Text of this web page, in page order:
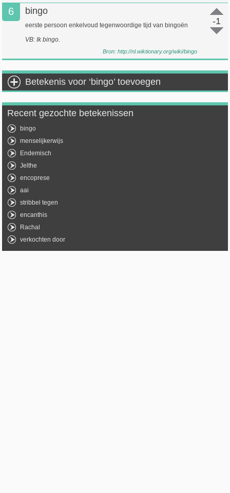
6
-1
bingo
eerste persoon enkelvoud tegenwoordige tijd van bingoën
VB: Ik bingo.
Bron: http://nl.wiktionary.org/wiki/bingo
Betekenis voor ‘bingo’ toevoegen
Recent gezochte betekenissen
bingo
menselijkerwijs
Endemisch
Jelthe
encoprese
aai
stribbel tegen
encanthis
Rachal
verkochten door